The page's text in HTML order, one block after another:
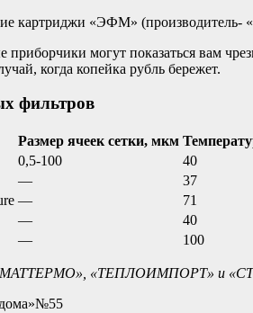
картриджи «ЭФМ»
приборчики могут показаться вам
когда копейка рубль бережет.
фильтров
Размер ячеек сетки, мкм
0,5-100 40
— 37
— 71
— 40
— 100
«ТЕПЛОИМПОРТ» и